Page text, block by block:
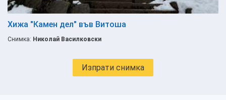
Хижа "Камен дел" във Витоша
Снимка: Николай Василковски
Изпрати снимка